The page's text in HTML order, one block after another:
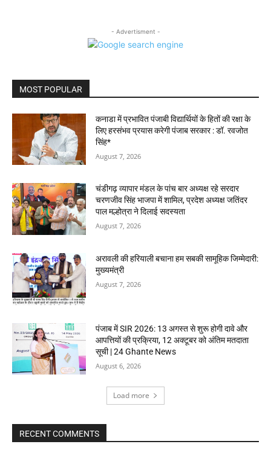
- Advertisment -
MOST POPULAR
कनाडा में प्रभावित पंजाबी विद्यार्थियों के हितों की रक्षा के
लिए हरसंभव प्रयास करेगी पंजाब सरकार : डॉ. रवजोत
सिंह*
August 7, 2026
चंडीगढ़ व्यापार मंडल के पांच बार अध्यक्ष रहे सरदार
चरणजीव सिंह भाजपा में शामिल, प्रदेश अध्यक्ष जतिंदर
पाल मल्होत्रा ने दिलाई सदस्यता
August 7, 2026
अरावली की हरियाली बचाना हम सबकी सामूहिक जिम्मेदारी:
मुख्यमंत्री
August 7, 2026
पंजाब में SIR 2026: 13 अगस्त से शुरू होगी दावे और
आपत्तियों की प्रक्रिया, 12 अक्टूबर को अंतिम मतदाता
सूची | 24 Ghante News
August 6, 2026
Load more
RECENT COMMENTS